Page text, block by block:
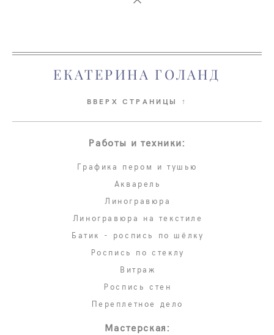
ЕКАТЕРИНА ГОЛАНД
ВВЕРХ СТРАНИЦЫ ↑
Работы и техники:
Графика пером и тушью
Акварель
Линогравюра
Линогравюра на текстиле
Батик - роспись по шёлку
Роспись по стеклу
Витраж
Роспись стен
Переплетное дело
Мастерская: